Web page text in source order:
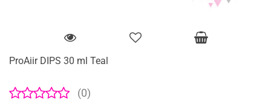
ProAiir DIPS 30 ml Teal
(0)